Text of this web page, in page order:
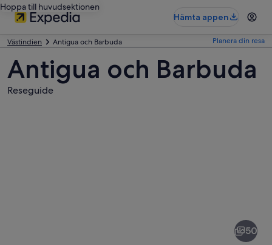
Hoppa till huvudsektionen
Hämta appen
Västindien Antigua och Barbuda Planera din resa
Antigua och Barbuda
Reseguide
50